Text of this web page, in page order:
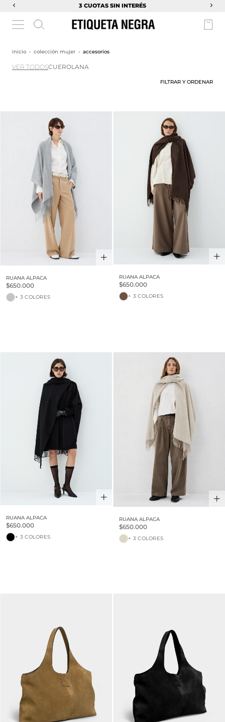
3 CUOTAS SIN INTERÉS
inicio • colección mujer • accesorios
VER TODOSCUEROLANA
FILTRAR Y ORDENAR
RUANA ALPACA
$650.000
+ 3 COLORES
RUANA ALPACA
$650.000
+ 3 COLORES
RUANA ALPACA
$650.000
+ 3 COLORES
RUANA ALPACA
$650.000
+ 3 COLORES